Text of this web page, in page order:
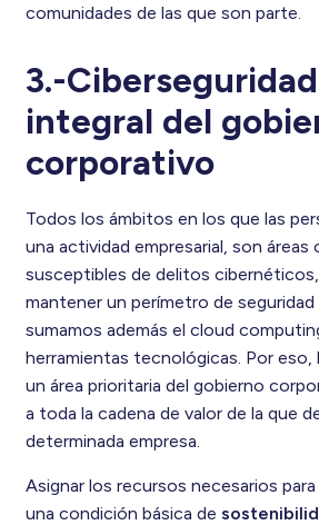
comunidades de las que son parte.
3.-
integral del
corporativo
Todos los ámbitos en los que las
una actividad empresarial, son áreas
susceptibles de delitos
mantener un perímetro de
sumamos además el cloud
herramientas tecnológicas. Por eso,
un área prioritaria del gobierno
a toda la cadena de valor de la que
determinada empresa.
Asignar los recursos necesarios
una condición básica de